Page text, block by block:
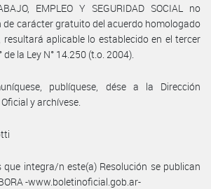
EMPLEO Y SEGURIDAD SOCIAL no
de carácter gratuito del acuerdo homologado
resultará aplicable lo establecido en el tercer
la Ley N° 14.250 (t.o. 2004).
publíquese, dése a la Dirección
y archívese.
que integra/n este(a) Resolución se publican
-www.boletinoficial.gob.ar-